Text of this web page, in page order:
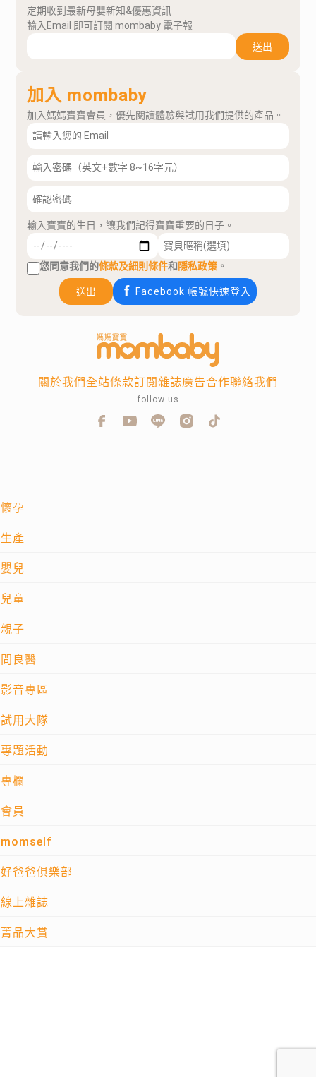
定期收到最新母嬰新知&優惠資訊
輸入Email 即可訂閱 mombaby 電子報
送出
加入 mombaby
加入媽媽寶寶會員，優先閱讀體驗與試用我們提供的產品。
輸入寶寶的生日，讓我們記得寶寶重要的日子。
您同意我們的條款及細則條件和隱私政策 。
送出 Facebook 帳號快速登入
懷孕
生產
嬰兒
兒童
親子
問良醫
影音專區
試用大隊
專題活動
專欄
會員
momself
好爸爸俱樂部
線上雜誌
菁品大賞
關於我們全站條款訂閱雜誌廣告合作聯絡我們
follow us